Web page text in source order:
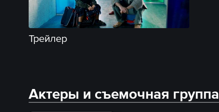
Трейлер
Актеры и съемочная группа